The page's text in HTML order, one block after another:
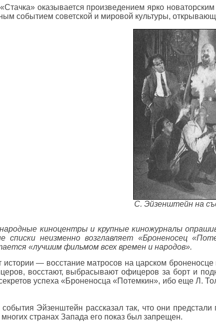
оказывается произведением ярко
событием советской и мировой культуры,
С. Эйзенштейн на
киноцентры и крупные киножурналы
списки неизменно возглавляет «Броненосец
«лучшим фильмом всех времен и народов».
истории — восстание матросов на царском
восстают, выбрасывают офицеров за борт и
успеха «Броненосца «Потемкин», ибо еще Л.
события Эйзенштейн рассказал так, что они
многих странах Запада его показ был запрещен.